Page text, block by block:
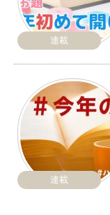
連載
連載